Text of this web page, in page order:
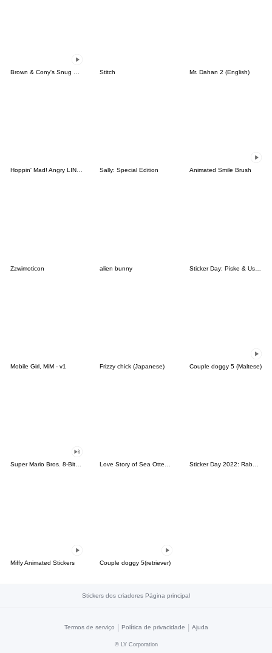
Stitch Mr. Dahan 2 (English)
Hoppin' Mad! Angry LINE Characters Sally: Special Edition Animated Smile Brush
Zzwimoticon alien bunny Sticker Day: Piske & Usagi
Mobile Girl, MiM - v1 Frizzy chick (Japanese) Couple doggy 5 (Maltese)
Super Mario Bros. 8-Bit Stickers Love Story of Sea Otter Couple 2.0 Sticker Day 2022: Rabbit and Bear 100%
Miffy Animated Stickers Couple doggy 5(retriever)
Stickers dos criadores Página principal
Termos de serviço | Política de privacidade | Ajuda
© LY Corporation